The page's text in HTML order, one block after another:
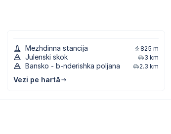
Mezhdinna stancija 825 m
Julenski skok 3 km
Bansko - b-nderishka poljana 2.3 km
Vezi pe hartă